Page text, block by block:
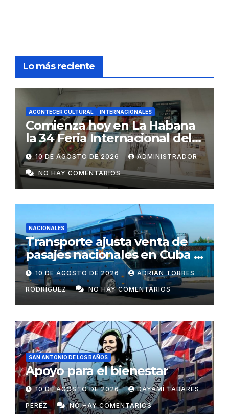
Lo más reciente
ACONTECER CULTURAL INTERNACIONALES
Comienza hoy en La Habana
la 34 Feria Internacional del
Libro, con Rusia como
invitado de honor
10 DE AGOSTO DE 2026 ADMINISTRADOR
NO HAY COMENTARIOS
NACIONALES
Transporte ajusta venta de
pasajes nacionales en Cuba a
partir de este 10 de agosto
10 DE AGOSTO DE 2026 ADRIAN TORRES
RODRÍGUEZ NO HAY COMENTARIOS
SAN ANTONIO DE LOS BAÑOS
Apoyo para el bienestar
10 DE AGOSTO DE 2026 DAYAMÍ TABARES
PÉREZ NO HAY COMENTARIOS